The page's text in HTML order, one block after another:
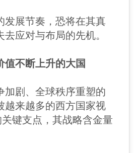
发展节奏，恐将在其真
应对与布局的先机。
值不断上升的大国
加剧、全球秩序重塑的
越来越多的西方国家视
关键支点，其战略含金量